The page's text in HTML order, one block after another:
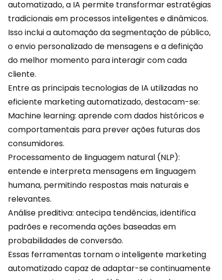
automatizado, a IA permite transformar estratégias
tradicionais em processos inteligentes e dinâmicos.
Isso inclui a automação da segmentação de público,
o envio personalizado de mensagens e a definição
do melhor momento para interagir com cada
cliente.
Entre as principais tecnologias de IA utilizadas no
eficiente marketing automatizado, destacam-se:
Machine learning: aprende com dados históricos e
comportamentais para prever ações futuras dos
consumidores.
Processamento de linguagem natural (NLP):
entende e interpreta mensagens em linguagem
humana, permitindo respostas mais naturais e
relevantes.
Análise preditiva: antecipa tendências, identifica
padrões e recomendaações baseadas em
probabilidades de conversão.
Essas ferramentas tornam o inteligente marketing
automatizado capaz de adaptar-se continuamente